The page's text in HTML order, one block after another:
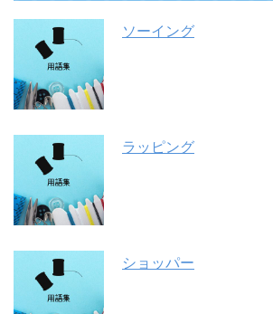
ソーイング
ラッピング
ショッパー